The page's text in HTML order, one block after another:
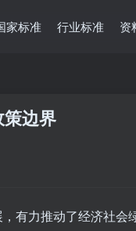
家标准 行业标准 资
边界
有力推动了经济社